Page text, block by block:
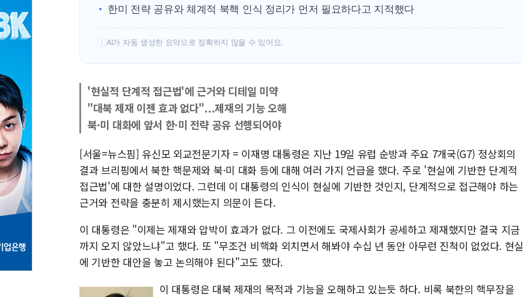
한미 전략 공유와 체계적 북핵 인식 정리가 먼저 필요하다고 지적했다
! AI가 자동 생성한 요약으로 정확하지 않을 수 있어요.
'현실적 단계적 접근법'에 근거와 디테일 미약
"대북 제재 이젠 효과 없다"...제재의 기능 오해
북·미 대화에 앞서 한·미 전략 공유 선행되어야
[서울=뉴스핌] 유신모 외교전문기자 = 이재명 대통령은 지난 19일 유럽 순방과 주요 7개국(G7) 정상회의
결과 브리핑에서 북한 핵문제와 북·미 대화 등에 대해 여러 가지 언급을 했다. 주로 '현실에 기반한 단계적
접근법'에 대한 설명이었다. 그런데 이 대통령의 인식이 현실에 기반한 것인지, 단계적으로 접근해야 하는
근거와 전략을 충분히 제시했는지 의문이 든다.
이 대통령은 "이제는 제재와 압박이 효과가 없다. 그 이전에도 국제사회가 공세하고 제재했지만 결국 지금
까지 오지 않았느냐"고 했다. 또 "무조건 비핵화 외치면서 해봐야 수십 년 동안 아무런 진척이 없었다. 현실
에 기반한 대안을 놓고 논의해야 된다"고도 했다.
이 대통령은 대북 제재의 목적과 기능을 오해하고 있는듯 하다. 비록 북한의 핵무장을